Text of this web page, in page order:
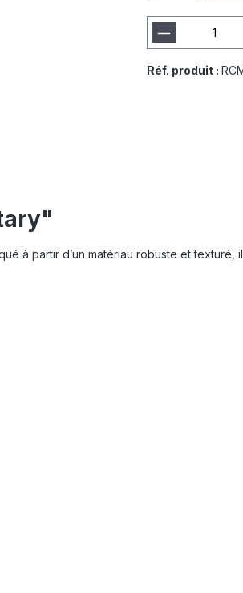
Réf. produit :
à partir d’un matériau robuste et